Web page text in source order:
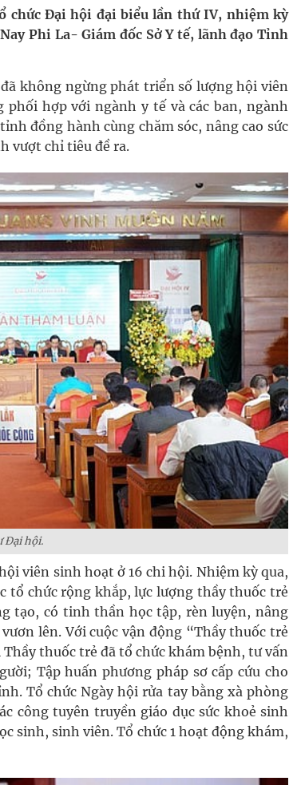
chức Đại hội đại biểu lần thứ IV, nhiệm kỳ
Phi La- Giám đốc Sở Y tế, lãnh đạo Tỉnh
không ngừng phát triển số lượng hội viên
phối hợp với ngành y tế và các ban, ngành
đồng hành cùng chăm sóc, nâng cao sức
vượt chỉ tiêu đề ra.
Đại hội.
viên sinh hoạt ở 16 chi hội. Nhiệm kỳ qua,
tổ chức rộng khắp, lực lượng thầy thuốc trẻ
tạo, có tinh thần học tập, rèn luyện, nâng
lên. Với cuộc vận động “Thầy thuốc trẻ
thuốc trẻ đã tổ chức khám bệnh, tư vấn
Tập huấn phương pháp sơ cấp cứu cho
Tổ chức Ngày hội rửa tay bằng xà phòng
công tuyên truyền giáo dục sức khoẻ sinh
sinh, sinh viên. Tổ chức 1 hoạt động khám,